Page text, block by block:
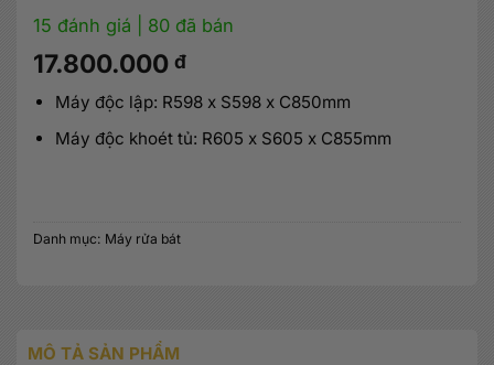
15 đánh giá | 80 đã bán
17.800.000 đ
Máy độc lập: R598 x S598 x C850mm
Máy độc khoét tủ: R605 x S605 x C855mm
Danh mục: Máy rửa bát
MÔ TẢ SẢN PHẨM